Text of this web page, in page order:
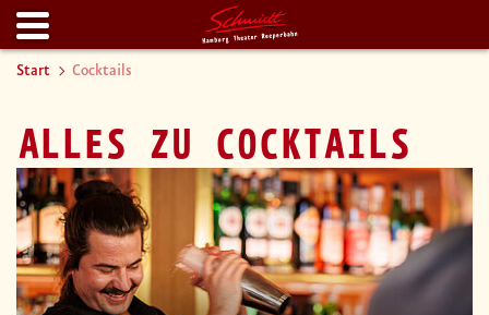
Start Cocktails
ALLES ZU COCKTAILS